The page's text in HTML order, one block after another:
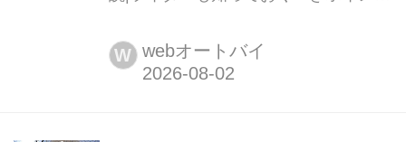
街などの「生活道路」における自動車
の法定速度が、これまでの60km/hから
W webオートバイ